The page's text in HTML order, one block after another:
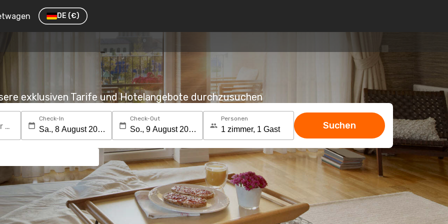
DE (€)
exklusiven Tarife und Hotelangebote durchzusuchen
Suchen Sie nach einem Reiseziel oder Hotel
Check-In Check-Out Personen
Suchen